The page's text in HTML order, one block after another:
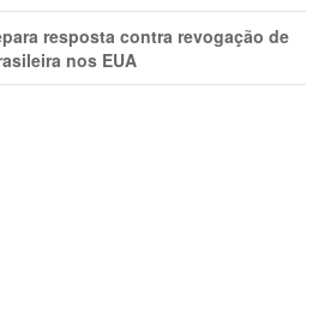
resposta contra revogação de
nos EUA